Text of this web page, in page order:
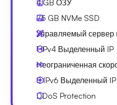
4 GB ОЗУ
75 GB NVMe SSD
Управляемый сервер
1 IPv4 Выделенный IP
Неограниченная
8 IPv6 Выделенный IP
DDoS Protection